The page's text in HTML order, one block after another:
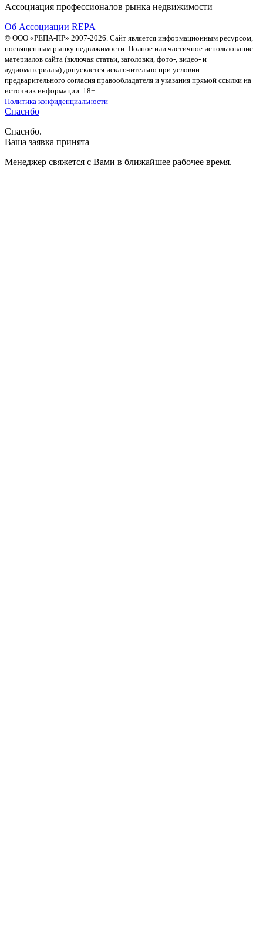
Ассоциация профессионалов рынка недвижимости
Об Ассоциации REPA
© ООО «РЕПА-ПР» 2007-2026. Сайт является информационным ресурсом,
посвященным рынку недвижимости. Полное или частичное использование
материалов сайта (включая статьи, заголовки, фото-, видео- и
аудиоматериалы) допускается исключительно при условии
предварительного согласия правообладателя и указания прямой ссылки на
источник информации. 18+
Политика конфиденциальности
Спасибо
Спасибо.
Ваша заявка принята
Менеджер свяжется с Вами в ближайшее рабочее время.